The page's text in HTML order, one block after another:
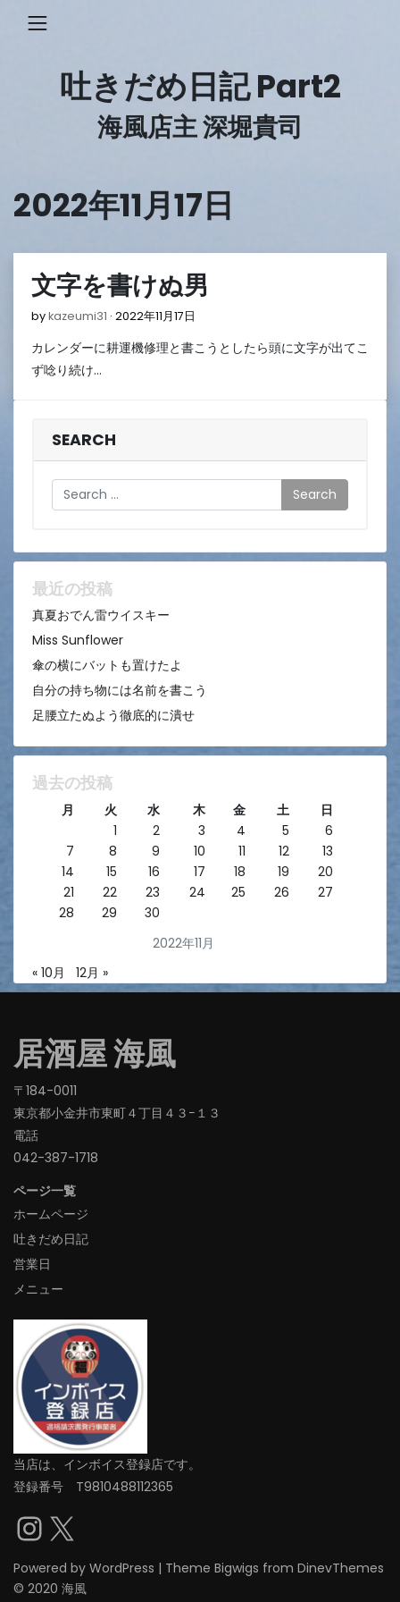
吐きだめ日記 Part2
海風店主 深堀貴司
2022年11月17日
文字を書けぬ男
bykazeumi31 2022年11月17日
11
カレンダーに耕運機修理と書こうとしたら頭に文字が出てこ
ず唸り続け…
SEARCH
Search
最近の投稿
真夏おでん雷ウイスキー
Miss Sunflower
傘の横にバットも置けたよ
自分の持ち物には名前を書こう
足腰立たぬよう徹底的に潰せ
過去の投稿
2022年11月
月 火 水 木 金 土
日
1
2 3 4 5
6
7
8 9 10 11 12
13
14
15 16 17 18 19
20
21
22 23 24 25 26
27
28
29 30
« 10月 12月 »
居酒屋 海風
〒184-0011
東京都小金井市東町４丁目４３−１３
電話
042-387-1718‬
ページ一覧
ホームページ
吐きだめ日記
営業日
メニュー
当店は、インボイス登録店です。
登録番号 T9810488112365
Instagram
X
Powered by WordPress | Theme Bigwigs from DinevThemes
© 2020 海風